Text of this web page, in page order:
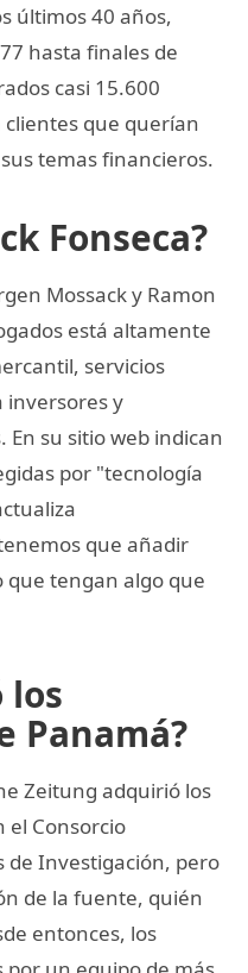
últimos 40 años,
hasta finales de
casi 15.600
que querían
temas financieros.
Fonseca?
Mossack y Ramon
está altamente
servicios
inversores y
su sitio web indican
por "tecnología
que añadir
que tengan algo que
los
Panamá?
Zeitung adquirió los
el Consorcio
de Investigación, pero
de la fuente, quién
entonces, los